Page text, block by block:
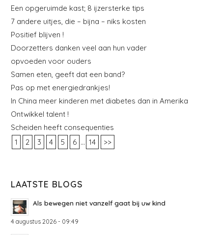
Een opgeruimde kast; 8 ijzersterke tips
7 andere uitjes, die – bijna – niks kosten
Positief blijven !
Doorzetters danken veel aan hun vader
opvoeden voor ouders
Samen eten, geeft dat een band?
Pas op met energiedrankjes!
In China meer kinderen met diabetes dan in Amerika
Ontwikkel talent !
Scheiden heeft consequenties
1
2 3 4 5 6 ... 14 >>
LAATSTE BLOGS
Als bewegen niet vanzelf gaat bij uw kind
4 augustus 2026 - 09:49